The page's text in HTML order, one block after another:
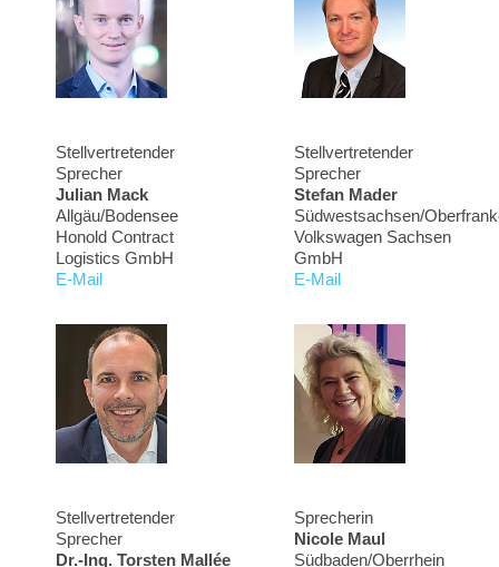
Stellvertretender
Sprecher
Julian Mack
Allgäu/Bodensee
Honold Contract
Logistics GmbH
E-Mail
Stellvertretender
Sprecher
Stefan Mader
Südwestsachsen/
Volkswagen Sachsen
GmbH
E-Mail
Stellvertretender
Sprecher
Dr.-Ing. Torsten Mallée
Sprecherin
Nicole Maul
Südbaden/Oberrhein